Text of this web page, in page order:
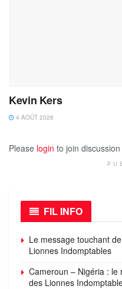
Kevin Kers
4 AOÛT 2026
Please login to join discussion
FIL INFO
Le message touchant
Lionnes Indomptables
Cameroun – Nigéria :
des Lionnes